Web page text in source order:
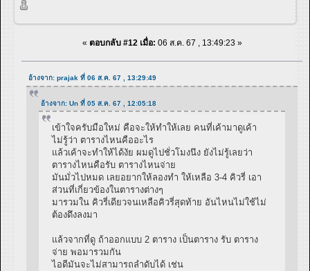
« ตอบกลับ #12 เมื่อ: 06 ส.ค. 67 , 13:49:23 »
อ้างจาก: prajak ที่ 06 ส.ค. 67 , 13:29:49
อ้างจาก: Un ที่ 05 ส.ค. 67 , 12:05:18
เข้าใจครับมือใหม่ คือจะให้ทำให้เลย คนที่เค้ามาดูเค้า
ไม่รู้ว่า ตารางไหนคืออะไร
แล้วเค้าจะทำให้ได้งัย ผมดูไปชั่วโมงนึง ยังไม่รู้เลยว่า
ตารางไหนคือรับ ตารางไหนจ่าย
มันมั่วไปหมด เลยอยากให้ลองทำ ให้เหลือ 3-4 คิวรี่ เอา
ส่วนที่เกี่ยวข้องในตารางต่างๆ
มารวมใน คิวรี่เดียวจนเหลือคิวรี่สุดท้าย อันไหนไม่ใช้ไม่
ต้องดึงลงมา
แล้วจากที่ดู ถ้าออกแบบ 2 ตาราง เป็นตาราง รับ ตาราง
จ่าย พอมารวมกัน
ไอดีมันจะไม่สามารถลำดับได้ เช่น